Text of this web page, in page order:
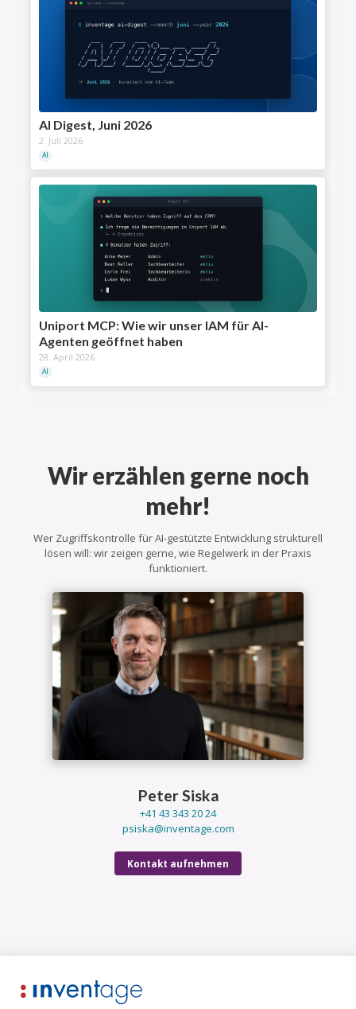
AI Digest, Juni 2026
2. Juli 2026
AI
Uniport MCP: Wie wir unser IAM für AI-
Agenten geöffnet haben
28. April 2026
AI
Wir erzählen gerne noch
mehr!
Wer Zugriffskontrolle für AI-gestützte Entwicklung strukturell
lösen will: wir zeigen gerne, wie Regelwerk in der Praxis
funktioniert.
Peter Siska
+41 43 343 20 24
psiska@inventage.com
Kontakt aufnehmen